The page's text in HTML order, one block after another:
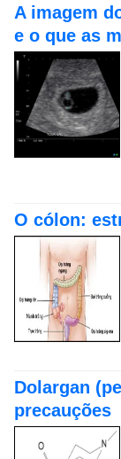
A imagem
e o que as
O cólon:
Dolargan
precauções